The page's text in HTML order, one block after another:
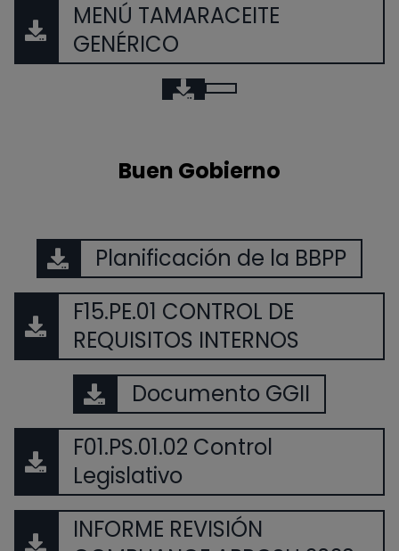
MENÚ TAMARACEITE
GENÉRICO
Buen Gobierno
Planificación de la BBPP
F15.PE.01 CONTROL DE
REQUISITOS INTERNOS
Documento GGII
F01.PS.01.02 Control
Legislativo
INFORME REVISIÓN